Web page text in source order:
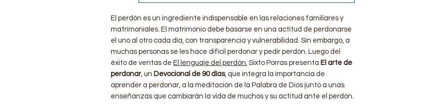
El perdón es un ingrediente indispensable en las relaciones familiares y
matrimoniales. El matrimonio debe basarse en una actitud de perdonarse
el uno al otro cada día, con transparencia y vulnerabilidad. Sin embargo, a
muchas personas se les hace difícil perdonar y pedir perdón. Luego del
éxito de ventas de El lenguaje del perdón , Sixto Porras presenta El arte de
perdonar, un Devocional de 90 días, que integra la importancia de
aprender a perdonar, a la meditación de la Palabra de Dios junto a unas
enseñanzas que cambiarán la vida de muchos y su actitud ante el perdón.